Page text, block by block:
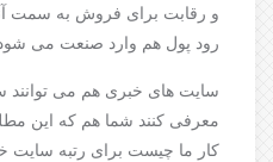
و رقابت برای فروش به سمت
رود پول هم وارد صنعت می
سایت های خبری هم می توانند
معرفی کنند شما هم که این
کار ما چیست برای رتبه سایت